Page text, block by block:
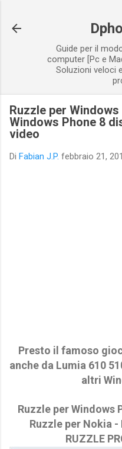
Guide per il
computer [Pc e
Soluzioni veloci
Ruzzle per Windows
Windows Phone 8
video
Di Fabian J.P. febbraio 21,
Presto il famoso
anche da Lumia 610
altri
Ruzzle per Windows
Ruzzle per Nokia
RUZZLE